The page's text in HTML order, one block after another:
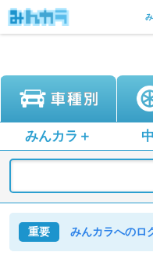
みんカラ＋
重要 みんカラへのロ